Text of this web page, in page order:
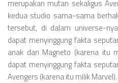
merupakan mutan sekaligus
kedua studio sama-sama
tersebut, di dalam universe-
dapat menyinggung fakta
anak dari Magneto (karena itu
dapat menyinggung fakta
Avengers (karena itu milik Marvel).